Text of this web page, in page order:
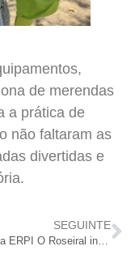
de merendas
a prática de
não faltaram as
divertidas e
SEGUINTE
Utentes da ERPI O Roseiral interagem com cavalos